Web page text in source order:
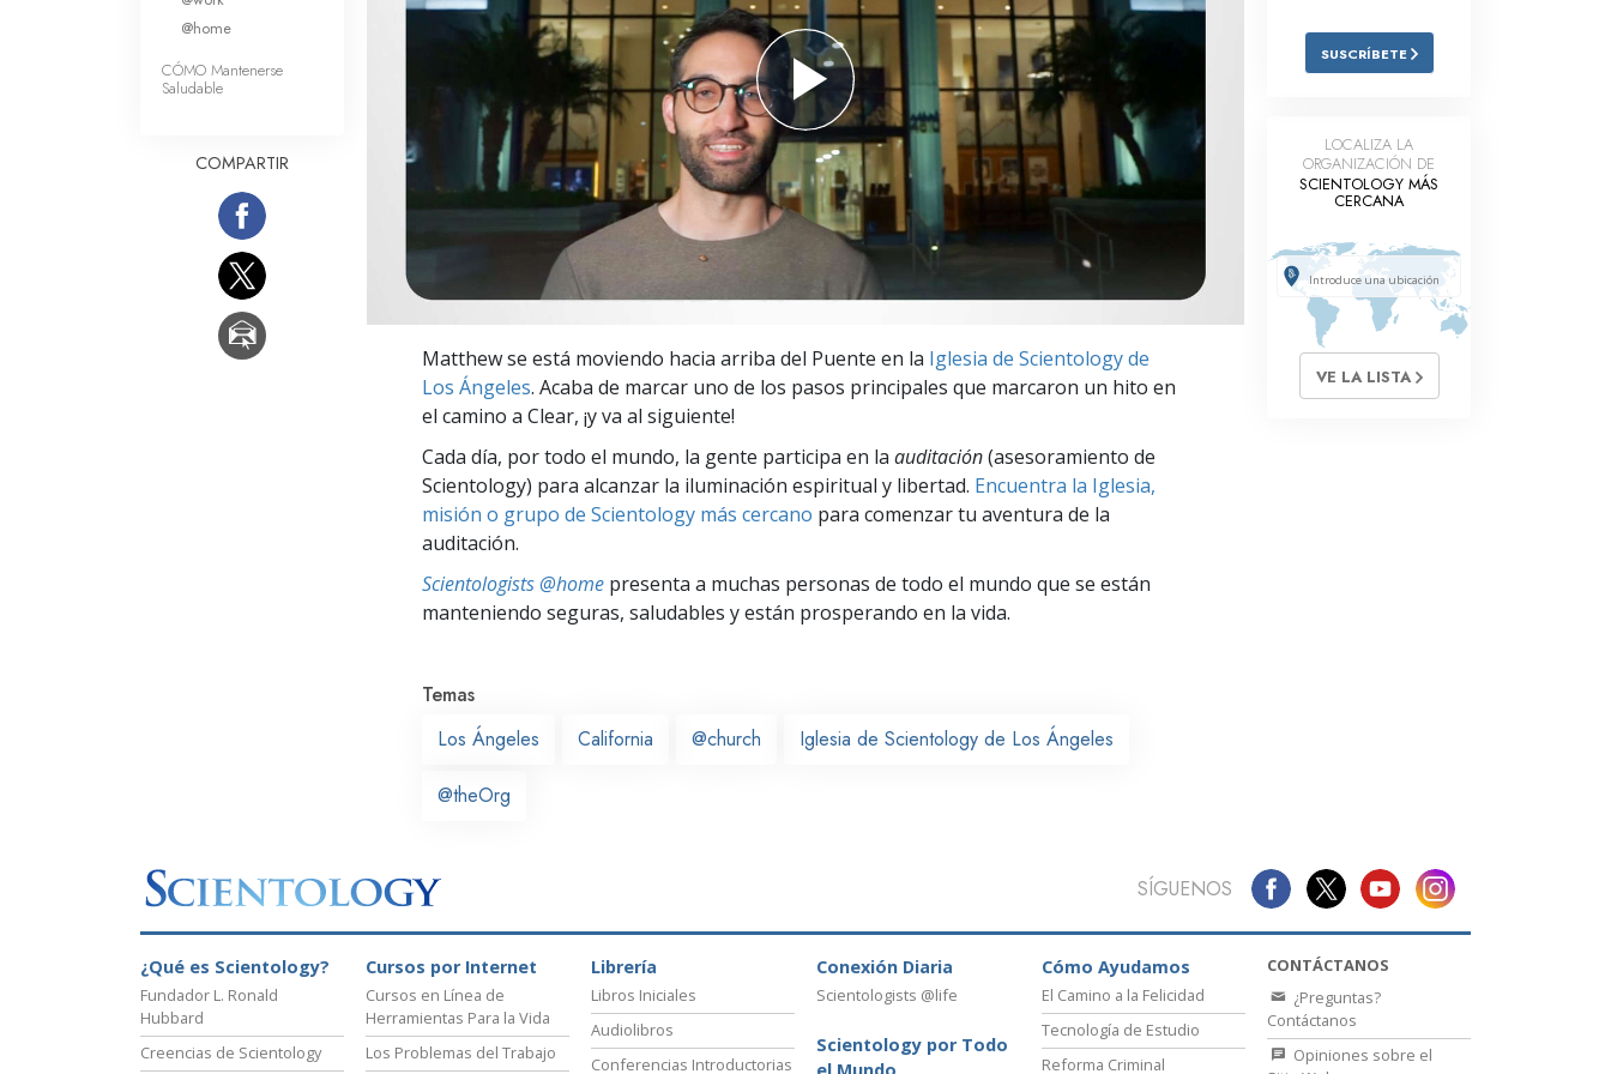
Amor y Odio: ¿Qué es Grandeza?
Respuestas a las Drogas
Herramientas para el Entorno Laboral
Investigaciones
Los Fundamentos de la Organización
Los Fundamentos de las Relaciones
Matthew se está moviendo hacia arriba del Puente en la Iglesia de Scientology de
Los Ángeles. Acaba de marcar uno de los pasos principales que marcaron un hito en
el camino a Clear, ¡y va al siguiente!
Cada día, por todo el mundo, la gente participa en la auditación(asesoramiento de
Scientology) para alcanzar la iluminación espiritual y libertad. Encuentra la Iglesia,
misión o grupo de Scientology más cercano para comenzar tu aventura de la
auditación.
Scientologists @home presenta a muchas personas de todo el mundo que se están
manteniendo seguras, saludables y están prosperando en la vida.
Temas
Los Ángeles
California @church Iglesia de Scientology de Los Ángeles
@theOrg
@home
CÓMO Mantenerse
Saludable
COMPARTIR
SUSCRÍBETE
LOCALIZA LA
ORGANIZACIÓN DE
SCIENTOLOGY MÁS
CERCANA
VE LA LISTA
SÍGUENOS
¿Qué es Scientology?
Fundador L. Ronald
Hubbard
Creencias de Scientology
Cursos por Internet
Cursos en Línea de
Herramientas Para la Vida
Los Problemas del Trabajo
Librería
Libros Iniciales
Audiolibros
Conferencias Introductorias
Conexión Diaria
Scientologists @life
Scientology por Todo
Cómo Ayudamos
El Camino a la Felicidad
Tecnología de Estudio
Reforma Criminal
CONTÁCTANOS
¿Preguntas?
Contáctanos
Opiniones sobre el